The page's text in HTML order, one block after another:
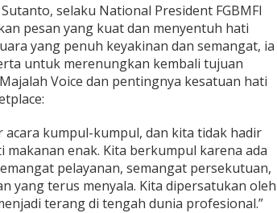
selaku National President FGBMFI
pesan yang kuat dan menyentuh hati
yang penuh keyakinan dan semangat, ia
untuk merenungkan kembali tujuan
Voice dan pentingnya kesatuan hati
acara kumpul-kumpul, dan kita tidak hadir
makanan enak. Kita berkumpul karena ada
pelayanan, semangat persekutuan,
yang terus menyala. Kita dipersatukan oleh
terang di tengah dunia profesional.”